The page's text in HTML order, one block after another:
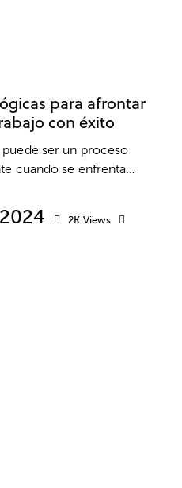
para afrontar
con éxito
ser un proceso
cuando se enfrenta…
2K Views